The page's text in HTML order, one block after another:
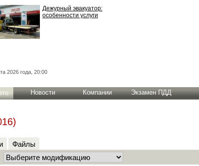
Дежурный эвакуатор:
особенности услуги
2026 года, 20:00
Новости Компании Экзамен ПДД
Файлы